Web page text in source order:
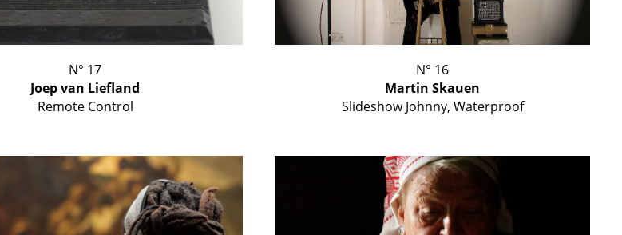
N° 17
Joep van Liefland
Remote Control
N° 16
Martin Skauen
Slideshow Johnny, Waterproof